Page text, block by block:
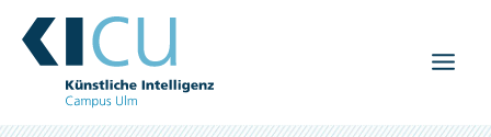
Inhalt
springen